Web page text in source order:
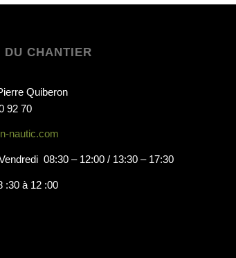
DU CHANTIER
Quiberon
92 70
nautic.com
08:30 – 12:00 / 13:30 – 17:30
:30 à 12 :00